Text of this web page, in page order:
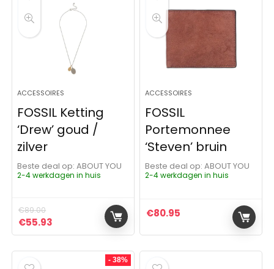
ACCESSOIRES
FOSSIL Ketting
‘Drew’ goud /
zilver
Beste deal op:
ABOUT YOU
2-4 werkdagen in huis
€89.00
Oorspronkelijke prijs was: €89.00.
€55.93 Huidige prijs is: €55.93.
ACCESSOIRES
FOSSIL
Portemonnee
‘Steven’ bruin
Beste deal op:
ABOUT YOU
2-4 werkdagen in huis
€80.95
- 38%